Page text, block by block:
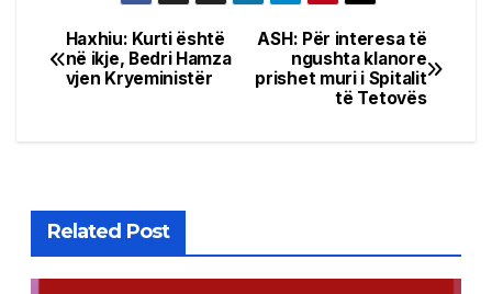
Post
navigation
ASH: Për interesa të
ngushta klanore
prishet muri i Spitalit
të Tetovës
Haxhiu: Kurti është
në ikje, Bedri Hamza
vjen Kryeministër
Related Post